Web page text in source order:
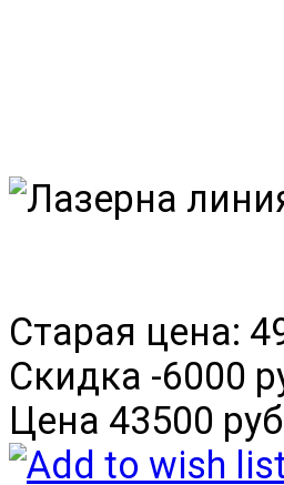
Старая цена:
Скидка -6000
Цена 43500 руб